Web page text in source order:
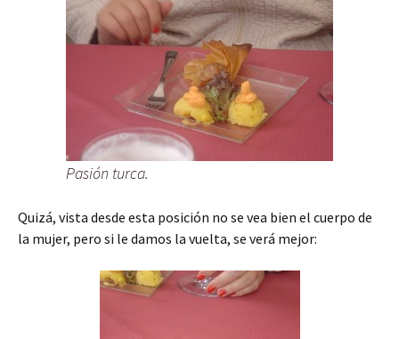
Pasión turca.
Quizá, vista desde esta posición no se vea bien el cuerpo de
la mujer, pero si le damos la vuelta, se verá mejor: